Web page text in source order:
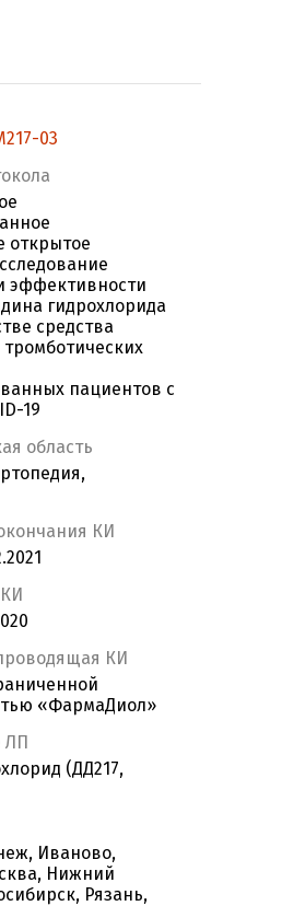
03
открытое
эффективности
гидрохлорида
средства
пациентов с
19
область
КИ
КИ
«ФармаДиол»
ЛП
(ДД217,
Иваново,
Нижний
Рязань,